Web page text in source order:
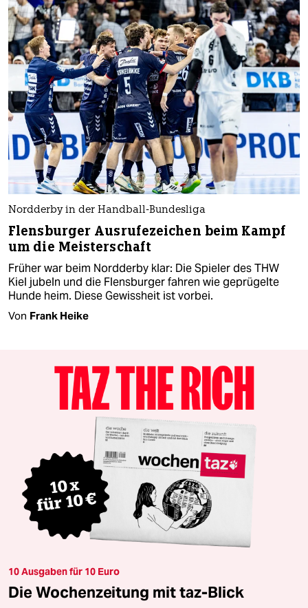
Nordderby in der Handball-Bundesliga
Flensburger Ausrufezeichen beim Kampf
um die Meisterschaft
Früher war beim Nordderby klar: Die Spieler des THW
Kiel jubeln und die Flensburger fahren wie geprügelte
Hunde heim. Diese Gewissheit ist vorbei.
Von Frank Heike
10 Ausgaben für 10 Euro
Die Wochenzeitung mit taz-Blick